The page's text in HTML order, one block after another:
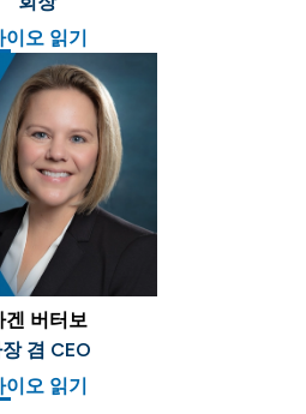
이오 읽기
겐 버터보
겸 CEO
이오 읽기